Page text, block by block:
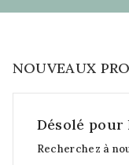
NOUVEAUX
Désolé pour
Recherchez à